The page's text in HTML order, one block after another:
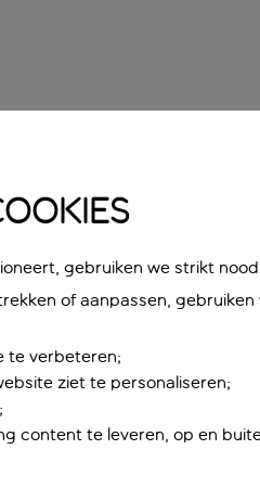
gebruiken we strikt
of aanpassen, gebruiken
te verbeteren;
ziet te personaliseren;
content te leveren, op en